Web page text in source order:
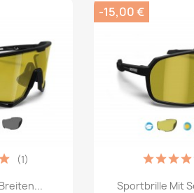
(1)

Sportbrille Mit
-15,00 €